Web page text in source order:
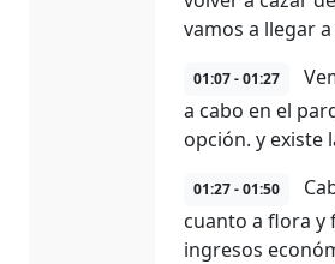
vamos a llegar
01:07 - 01:27
a cabo en el
opción. y existe
01:27 - 01:50
cuanto a flora y
ingresos